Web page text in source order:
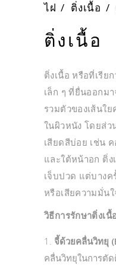
ไฝ / ติ่งเนื้อ /
ติ่งเนื้อ
ติ่งเนื้อ หรือที่เรียก
เล็ก ๆ ที่ยื่นออกม
รวมตัวของเส้นใ
ในผิวหนัง โดยส่
เสียดสีบ่อย เช่น
และใต้หน้าอก ติ่
เจ็บปวด แต่บางค
หรือเสียความมั่น
วิธีการรักษาติ่งเนื้
จี้ด้วยคลื่นวิทยุ
คลื่นวิทยุในการตั